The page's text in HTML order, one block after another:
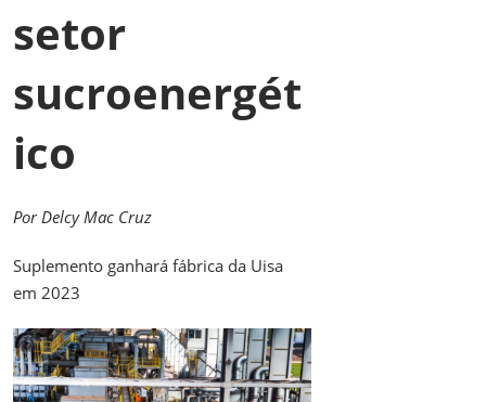
setor
sucroenergét
ico
Por Delcy Mac Cruz
Suplemento ganhará fábrica da Uisa
em 2023